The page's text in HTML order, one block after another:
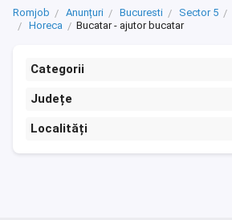
Romjob Anunțuri Bucuresti Sector 5
Horeca
Bucatar - ajutor bucatar
Categorii
Județe
Localități